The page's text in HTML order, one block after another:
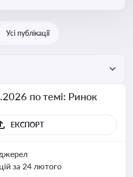
Усі публікації
по темі: Ринок
ЕКСПОРТ
за 24 лютого